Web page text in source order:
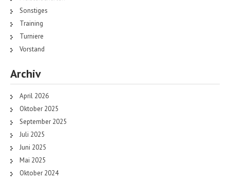
Sonstiges
Training
Turniere
Vorstand
Archiv
April 2026
Oktober 2025
September 2025
Juli 2025
Juni 2025
Mai 2025
Oktober 2024